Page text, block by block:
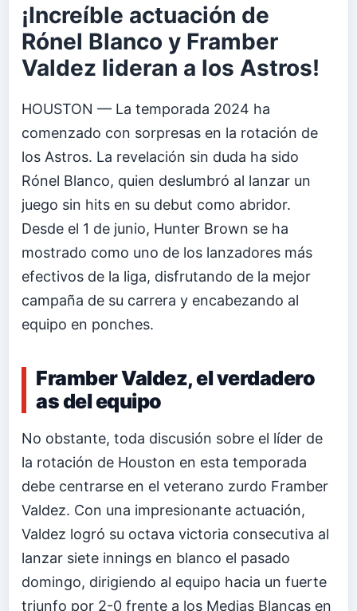
¡Increíble actuación de
Rónel Blanco y Framber
Valdez lideran a los Astros!
HOUSTON — La temporada 2024 ha
comenzado con sorpresas en la rotación de
los Astros. La revelación sin duda ha sido
Rónel Blanco, quien deslumbró al lanzar un
juego sin hits en su debut como abridor.
Desde el 1 de junio, Hunter Brown se ha
mostrado como uno de los lanzadores más
efectivos de la liga, disfrutando de la mejor
campaña de su carrera y encabezando al
equipo en ponches.
Framber Valdez, el verdadero
as del equipo
No obstante, toda discusión sobre el líder de
la rotación de Houston en esta temporada
debe centrarse en el veterano zurdo Framber
Valdez. Con una impresionante actuación,
Valdez logró su octava victoria consecutiva al
lanzar siete innings en blanco el pasado
domingo, dirigiendo al equipo hacia un fuerte
triunfo por 2-0 frente a los Medias Blancas en